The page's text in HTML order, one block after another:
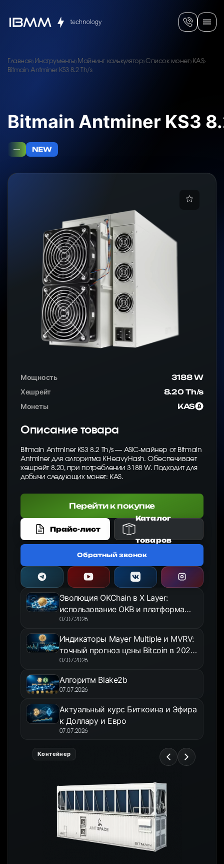
Главная Инструменты Майнинг калькулятор Список монет KAS
Bitmain Antminer KS3 8.2 Th/s
Bitmain Antminer KS3
— NEW
Мощность
3188 W
Хешрейт
8.20 Th/s
Монеты
KAS
Описание товара
Bitmain Antminer KS3 8.2 Th/s — ASIC-майнер от Bitmain
Antminer для алгоритма KHeavyHash. Обеспечивает
хешрейт 8.20, при потреблении 3188 W. Подходит для
добычи следующих монет: KAS.
Перейти к покупке
Прайс-лист
Каталог
товаров
Обратный звонок
Эволюция OKChain в X Layer:
использование OKB и платформа
OKX Jumpstart в 2026 году
07.07.2026
Индикаторы Mayer Multiple и MVRV:
точный прогноз цены Bitcoin в 2026
году
07.07.2026
Алгоритм Blake2b
07.07.2026
Актуальный курс Биткоина и Эфира
к Доллару и Евро
07.07.2026
Контейнер